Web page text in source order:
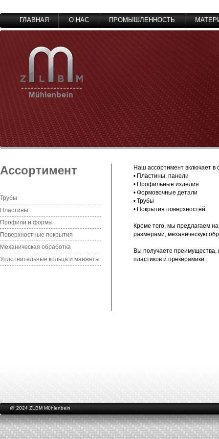
ГЛАВНАЯ О НАС ПРОМЫШЛЕННОСТЬ
Ассортимент
Трубы
Пластины
Профили и формы
Поверхностные покрытия
Механическая обработка
Уплотнительные кольца и манжеты
Наш ассортимент включает в
• Пластины, панели
• Профильные изделия
• Формовочные детали
• Трубы
• Покрытия поверхностей
Кроме того, мы предлагаем
размерами, механическую
Вы получаете преимущества,
пластиков и прекерамики.
@ 2024 ZLBM Mühlenbein